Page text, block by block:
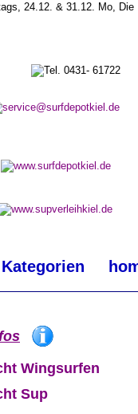
Wingsurfen
Sup
Kategorien